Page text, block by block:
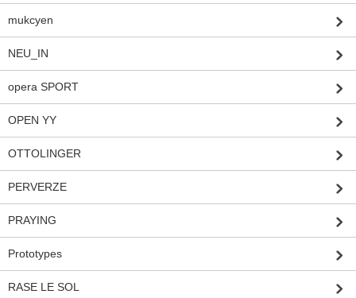
mukcyen
NEU_IN
opera SPORT
OPEN YY
OTTOLINGER
PERVERZE
PRAYING
Prototypes
RASE LE SOL